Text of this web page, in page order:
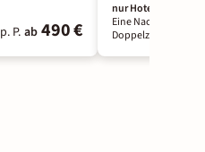
p. P. ab 490 €
nur Hotel
Eine Nacht
Doppelzimmer